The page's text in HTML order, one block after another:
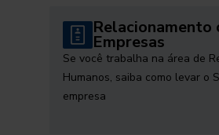
Relacionamento
Empresas
Se você trabalha na área de
Humanos, saiba como levar o
empresa